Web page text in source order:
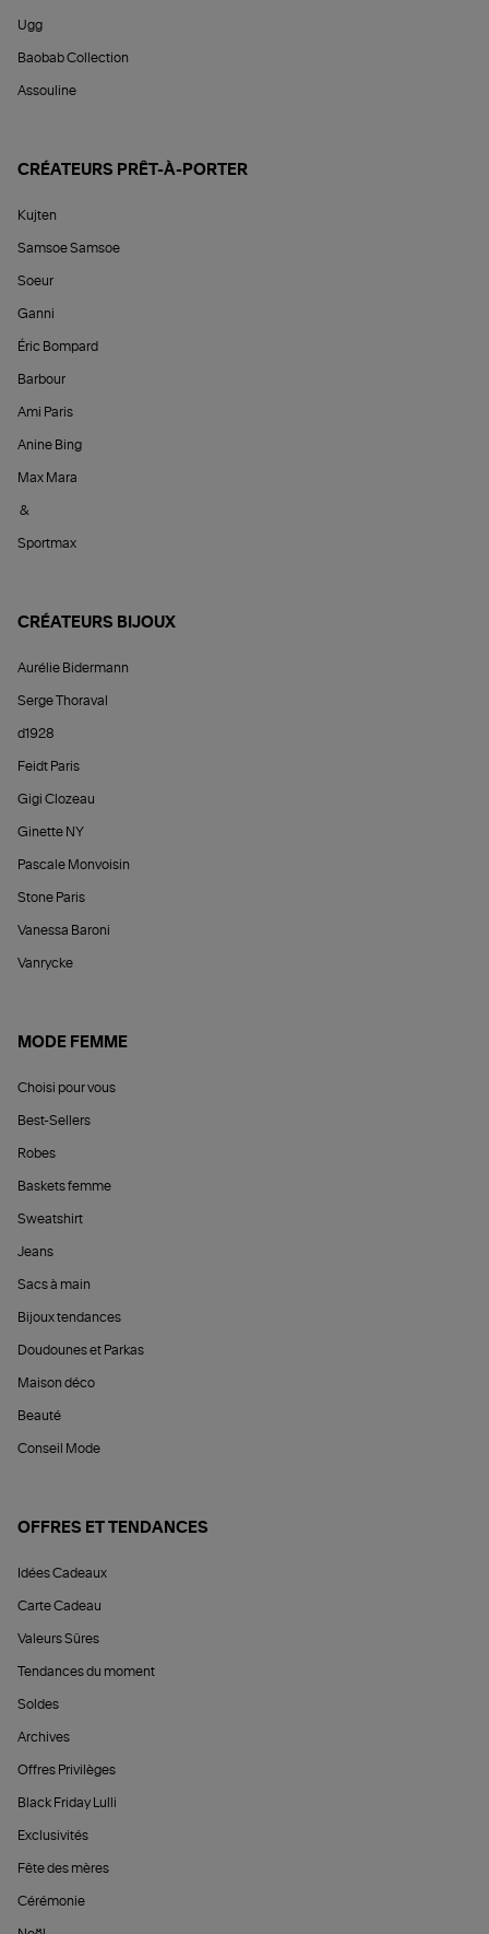
Ugg
Baobab Collection
Assouline
CRÉATEURS PRÊT-À-PORTER
Kujten
Samsoe Samsoe
Soeur
Ganni
Éric Bompard
Barbour
Ami Paris
Anine Bing
Max Mara
&
Sportmax
CRÉATEURS BIJOUX
Aurélie Bidermann
Serge Thoraval
d1928
Feidt Paris
Gigi Clozeau
Ginette NY
Pascale Monvoisin
Stone Paris
Vanessa Baroni
Vanrycke
MODE FEMME
Choisi pour vous
Best-Sellers
Robes
Baskets femme
Sweatshirt
Jeans
Sacs à main
Bijoux tendances
Doudounes et Parkas
Maison déco
Beauté
Conseil Mode
OFFRES ET TENDANCES
Idées Cadeaux
Carte Cadeau
Valeurs Sûres
Tendances du moment
Soldes
Archives
Offres Privilèges
Black Friday Lulli
Exclusivités
Fête des mères
Cérémonie